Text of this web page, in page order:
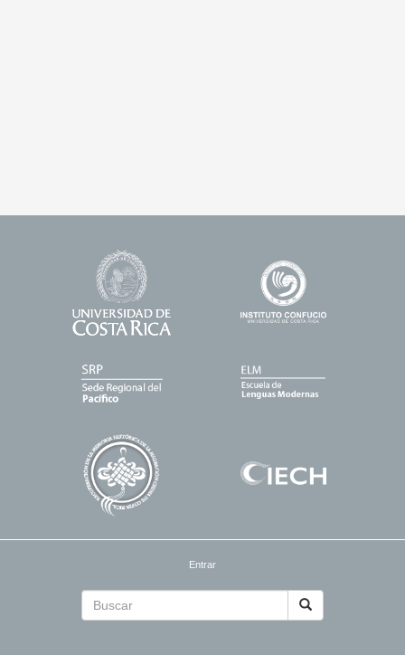
Universidad
de
Costa
Rica
Enlace
1
Enlace
4
Entrar